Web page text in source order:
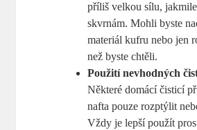
příliš velkou sílu, jakmile
skvrnám. Mohli byste
materiál kufru nebo jen
než byste chtěli.
Použití nevhodných
Některé domácí čisticí
nafta pouze rozptýlit
Vždy je lepší použít